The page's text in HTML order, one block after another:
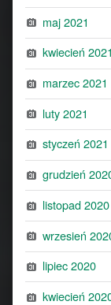
maj 2021
kwiecień 2021
marzec 2021
luty 2021
styczeń 2021
grudzień
listopad 2020
wrzesień
lipiec 2020
kwiecień